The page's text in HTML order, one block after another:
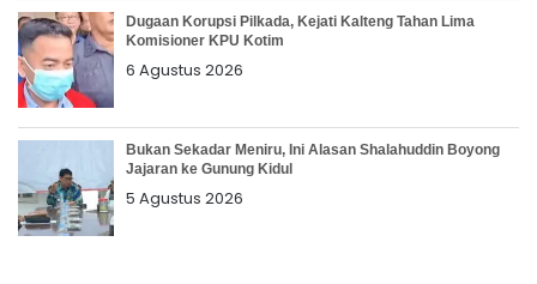
Dugaan Korupsi Pilkada, Kejati Kalteng Tahan Lima
Komisioner KPU Kotim
6 Agustus 2026
Bukan Sekadar Meniru, Ini Alasan Shalahuddin Boyong
Jajaran ke Gunung Kidul
5 Agustus 2026